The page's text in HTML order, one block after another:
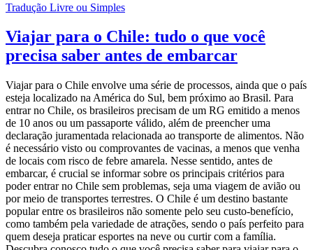
Tradução Livre ou Simples
Viajar para o Chile: tudo o que você
precisa saber antes de embarcar
Viajar para o Chile envolve uma série de processos, ainda que o país
esteja localizado na América do Sul, bem próximo ao Brasil. Para
entrar no Chile, os brasileiros precisam de um RG emitido a menos
de 10 anos ou um passaporte válido, além de preencher uma
declaração juramentada relacionada ao transporte de alimentos. Não
é necessário visto ou comprovantes de vacinas, a menos que venha
de locais com risco de febre amarela. Nesse sentido, antes de
embarcar, é crucial se informar sobre os principais critérios para
poder entrar no Chile sem problemas, seja uma viagem de avião ou
por meio de transportes terrestres. O Chile é um destino bastante
popular entre os brasileiros não somente pelo seu custo-benefício,
como também pela variedade de atrações, sendo o país perfeito para
quem deseja praticar esportes na neve ou curtir com a família.